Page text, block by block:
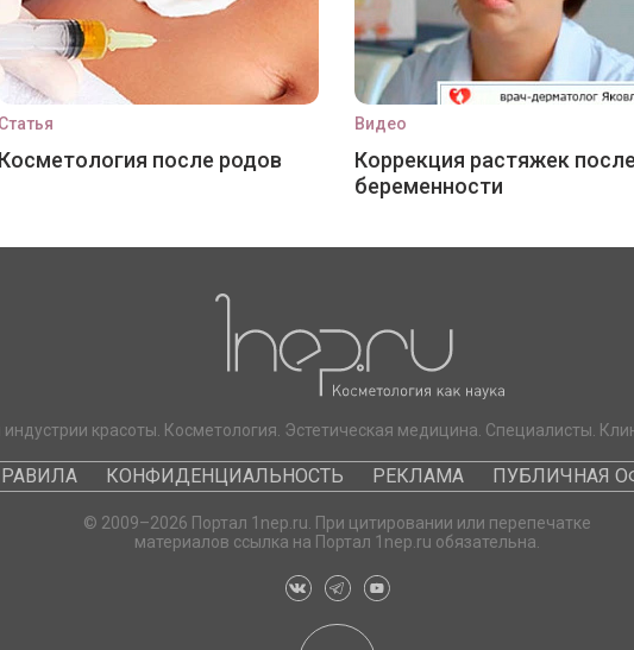
Статья
Косметология после родов
Видео
Коррекция растяжек после
беременности
индустрии красоты. Косметология. Эстетическая медицина. Специалисты.
КОНФИДЕНЦИАЛЬНОСТЬ РЕКЛАМА ПУБЛИЧНАЯ
© 2009–2026 Портал 1nep.ru. При цитировании или перепечатке
материалов ссылка на Портал 1nep.ru обязательна.